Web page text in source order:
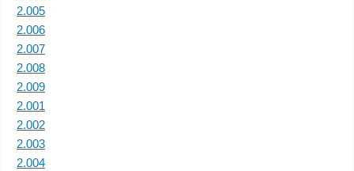
2.005
2.006
2.007
2.008
2.009
2.001
2.002
2.003
2.004